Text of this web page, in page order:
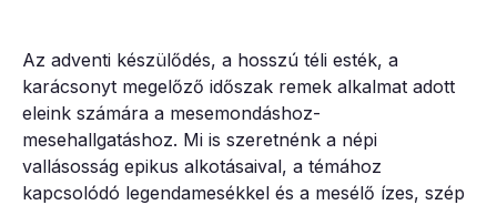
Az adventi készülődés, a hosszú téli esték, a
karácsonyt megelőző időszak remek alkalmat adott
eleink számára a mesemondáshoz-
mesehallgatáshoz. Mi is szeretnénk a népi
vallásosság epikus alkotásaival, a témához
kapcsolódó legendamesékkel és a mesélő ízes, szép